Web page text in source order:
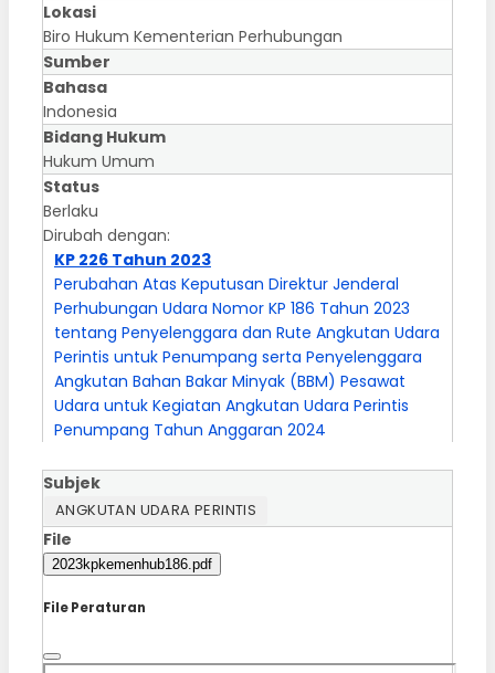
Lokasi
Biro Hukum Kementerian Perhubungan
Sumber
Bahasa
Indonesia
Bidang Hukum
Hukum Umum
Status
Berlaku
Dirubah dengan:
KP 226 Tahun 2023
Perubahan Atas Keputusan Direktur Jenderal
Perhubungan Udara Nomor KP 186 Tahun 2023
tentang Penyelenggara dan Rute Angkutan Udara
Perintis untuk Penumpang serta Penyelenggara
Angkutan Bahan Bakar Minyak (BBM) Pesawat
Udara untuk Kegiatan Angkutan Udara Perintis
Penumpang Tahun Anggaran 2024
Subjek
ANGKUTAN UDARA PERINTIS
File
2023kpkemenhub186.pdf
File Peraturan